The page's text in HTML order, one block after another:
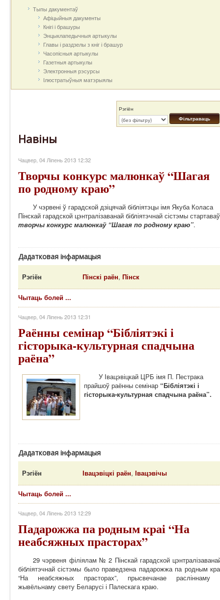
Тыпы дакументаў
Афіцыйныя дакумeнты
Кнігі і брашуры
Энцыклапедычныя артыкулы
Главы і раздзелы з кніг і брашур
Часопісныя артыкулы
Газетныя артыкулы
Электронныя рэсурсы
Ілюстратыўныя матэрыялы
Фільтраваць
Рэгіён
Навіны
Чацвер, 04 Ліпень 2013 12:32
Творчы конкурс малюнкаў “Шагая
по родному краю”
У чэрвені ў гарадской дзіцячай бібліятэцы імя Якуба Коласа
Пінскай гарадской цэнтралізаванай бібліятэчнай сістэмы стартаваў
творчы конкурс малюнкаў “Шагая по родному краю”.
Дадатковая інфармацыя
Рэгіён Пінскі раён,Пінск
Чытаць болей ...
Чацвер, 04 Ліпень 2013 12:31
Раённы семінар “Бібліятэкі і
гісторыка-культурная спадчына
раёна”
У Івацэвіцкай ЦРБ імя П. Пестрака
прайшоў раённы семінар “Бібліятэкі і
гісторыка-культурная спадчына раёна”.
Дадатковая інфармацыя
Рэгіён Івацэвіцкі раён,Івацэвічы
Чытаць болей ...
Чацвер, 04 Ліпень 2013 12:29
Падарожжа па родным краі “На
неабсяжных прасторах”
29 чэрвеня філіялам № 2 Пінскай гарадской
бібліятэчнай сістэмы было праведзена падарожжа па родным
“На неабсяжных прасторах”, прысвечанае расліннаму
жывёльнаму свету Беларусі і Палескага краю.